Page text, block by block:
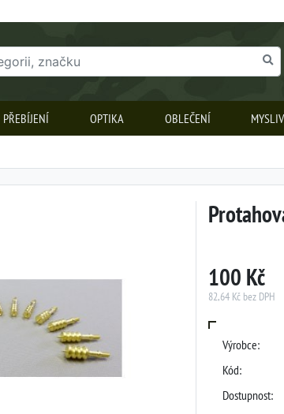
PŘEBÍJENÍ OPTIKA OBLEČENÍ
100 Kč
82,64 Kč bez DPH
Výrobce:
Kód:
Dostupnost: